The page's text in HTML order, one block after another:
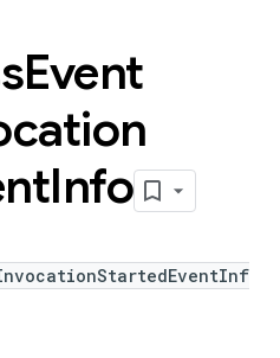
Event
Info